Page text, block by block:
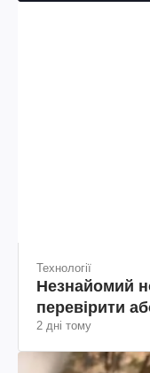
Технології
Незнайомий
перевірити
2 дні тому